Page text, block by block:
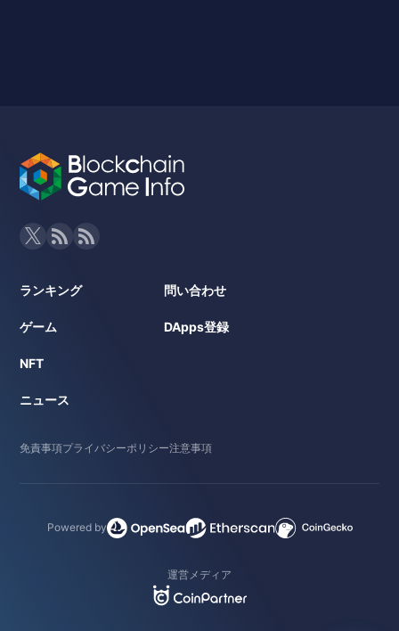
ランキング
ゲーム
NFT
ニュース
問い合わせ
DApps登録
免責事項プライバシーポリシー注意事項
Powered by
運営メディア